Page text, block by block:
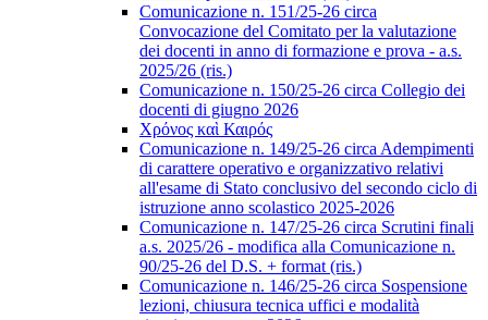
Comunicazione n. 151/25-26 circa
Convocazione del Comitato per la valutazione
dei docenti in anno di formazione e prova - a.s.
2025/26 (ris.)
Comunicazione n. 150/25-26 circa Collegio dei
docenti di giugno 2026
Χρόνος καὶ Καιρός
Comunicazione n. 149/25-26 circa Adempimenti
di carattere operativo e organizzativo relativi
all'esame di Stato conclusivo del secondo ciclo di
istruzione anno scolastico 2025-2026
Comunicazione n. 147/25-26 circa Scrutini finali
a.s. 2025/26 - modifica alla Comunicazione n.
90/25-26 del D.S. + format (ris.)
Comunicazione n. 146/25-26 circa Sospensione
lezioni, chiusura tecnica uffici e modalità